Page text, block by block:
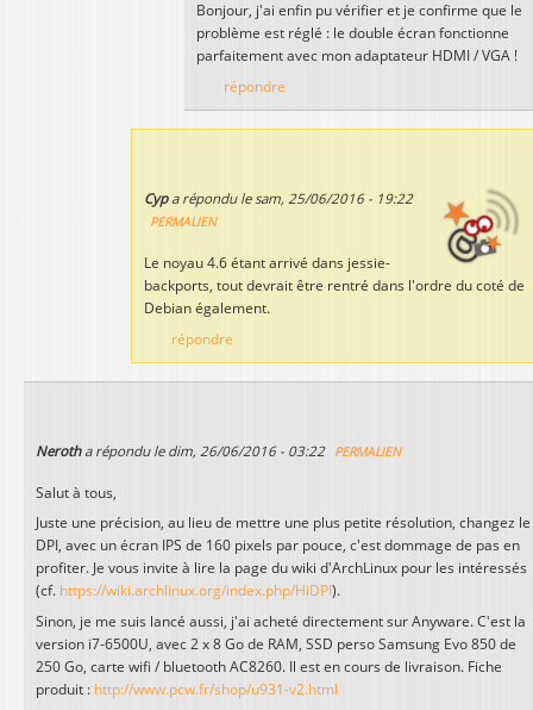
Bonjour, j'ai enfin pu vérifier et je confirme que le
problème est réglé : le double écran fonctionne
parfaitement avec mon adaptateur HDMI / VGA !
répondre
Cypa répondu le sam, 25/06/2016 - 19:22
PERMALIEN
Le noyau 4.6 étant arrivé dans jessie-
backports, tout devrait être rentré dans l'ordre du coté de
Debian également.
répondre
Nerotha répondu le dim, 26/06/2016 - 03:22 PERMALIEN
Salut à tous,
Juste une précision, au lieu de mettre une plus petite résolution, changez le
DPI, avec un écran IPS de 160 pixels par pouce, c'est dommage de pas en
profiter. Je vous invite à lire la page du wiki d'ArchLinux pour les intéressés
(cf. https://wiki.archlinux.org/index.php/HiDPI).
Sinon, je me suis lancé aussi, j'ai acheté directement sur Anyware. C'est la
version i7-6500U, avec 2 x 8 Go de RAM, SSD perso Samsung Evo 850 de
250 Go, carte wifi / bluetooth AC8260. Il est en cours de livraison. Fiche
produit : http://www.pcw.fr/shop/u931-v2.html